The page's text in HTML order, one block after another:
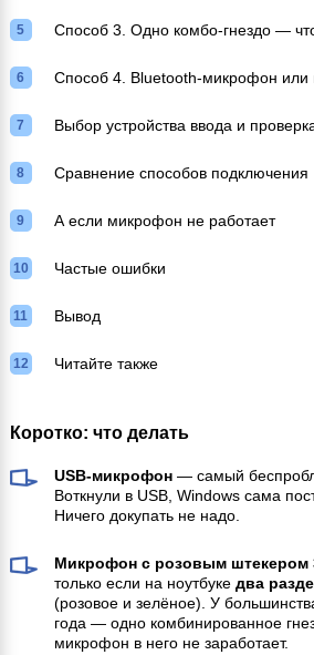
Способ 3. Одно комбо-гнездо —
Способ 4. Bluetooth-микрофон или
Выбор устройства ввода и
Сравнение способов подключения
А если микрофон не работает
Частые ошибки
Вывод
Читайте также
Коротко: что делать
USB-микрофон— самый
Воткнули в USB, Windows сама
Ничего докупать не надо.
Микрофон с розовым штекером
только если на ноутбуке два
(розовое и зелёное). У
года — одно комбинированное
микрофон в него не заработает.